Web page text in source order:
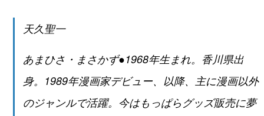
天久聖一
あまひさ・まさかず●1968年生まれ。香川県出
身。1989年漫画家デビュー、以降、主に漫画以外
のジャンルで活躍。今はもっぱらグッズ販売に夢